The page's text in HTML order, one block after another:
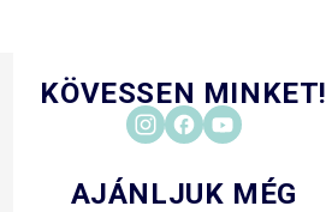
KÖVESSEN MINKET!
AJÁNLJUK MÉG